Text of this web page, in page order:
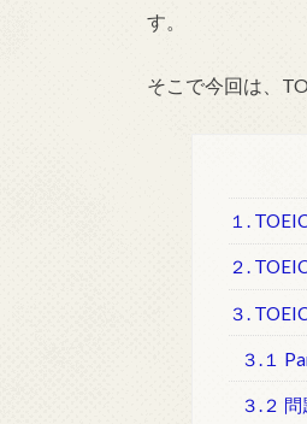
す。
そこで今回は、
１.
２.
３.
３.１
３.２